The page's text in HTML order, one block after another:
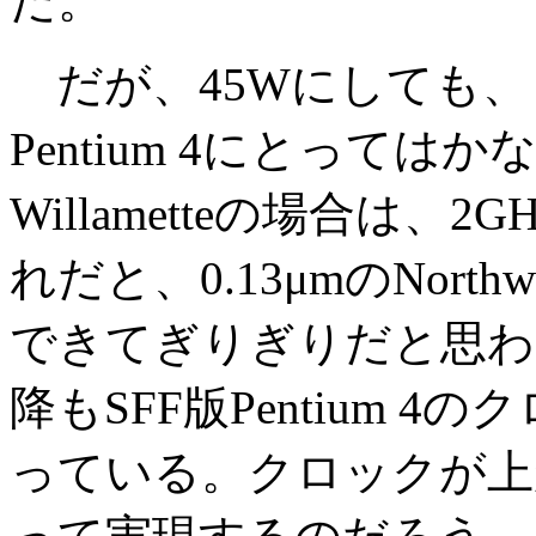
だが、45Wにしても
Pentium 4にとってはか
Willametteの場合は、
れだと、0.13μmの
できてぎりぎりだと思
降もSFF版Pentium 4の
っている。クロックが